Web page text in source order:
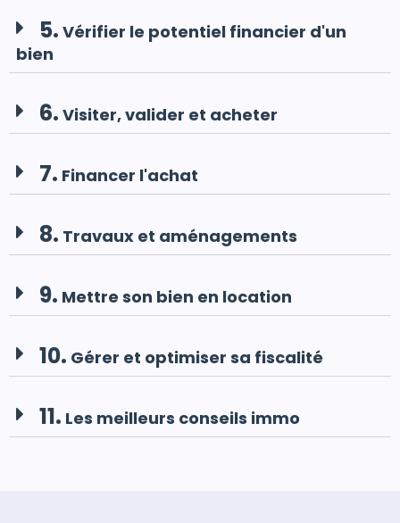
5. Vérifier le potentiel financier d'un
bien
6. Visiter, valider et acheter
7. Financer l'achat
8. Travaux et aménagements
9. Mettre son bien en location
10. Gérer et optimiser sa fiscalité
11. Les meilleurs conseils immo